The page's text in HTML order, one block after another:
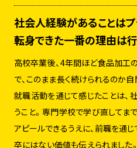
社会人経験があることはプ
転身できた一番の理由は行
高校卒業後、4年間ほど食品加工
で、このまま長く続けられるのか
就職活動を通じて感じたことは、
うこと。専門学校で学び直してま
アピールできるうえに、前職を通
卒にはない価値も伝えられました